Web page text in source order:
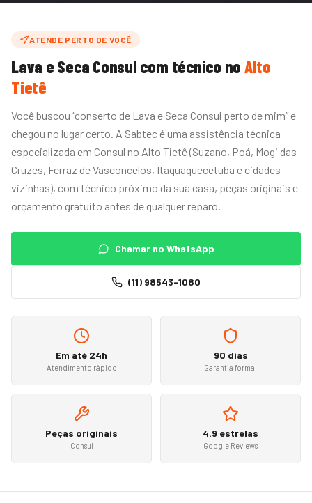
ATENDE PERTO DE VOCÊ
Lava e Seca Consul com técnico no Alto
Tietê
Você buscou “conserto de Lava e Seca Consul perto de mim” e
chegou no lugar certo. A Sabtec é uma assistência técnica
especializada em Consul no Alto Tietê (Suzano, Poá, Mogi das
Cruzes, Ferraz de Vasconcelos, Itaquaquecetuba e cidades
vizinhas), com técnico próximo da sua casa, peças originais e
orçamento gratuito antes de qualquer reparo.
Chamar no WhatsApp
(11) 98543-1080
Em até 24h
Atendimento rápido
90 dias
Garantia formal
Peças originais
Consul
4.9 estrelas
Google Reviews